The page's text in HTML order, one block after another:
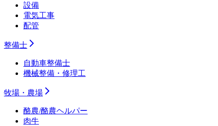
設備
電気工事
配管
整備士
自動車整備士
機械整備・修理工
牧場・農場
酪農/酪農ヘルパー
肉牛